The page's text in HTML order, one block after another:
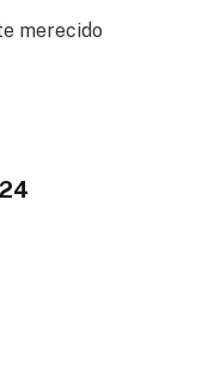
merecido